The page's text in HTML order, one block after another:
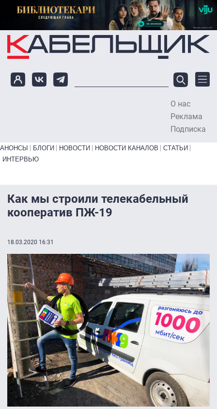
Перейти к основному содержанию
О нас
Реклама
Подписка
Primary links bottom
АНОНСЫ БЛОГИ НОВОСТИ НОВОСТИ КАНАЛОВ
СТАТЬИ
ИНТЕРВЬЮ
Как мы строили телекабельный
кооператив ПЖ-19
18.03.2020 16:31